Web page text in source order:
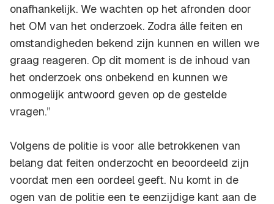
onafhankelijk. We wachten op het afronden door
het OM van het onderzoek. Zodra álle feiten en
omstandigheden bekend zijn kunnen en willen we
graag reageren. Op dit moment is de inhoud van
het onderzoek ons onbekend en kunnen we
onmogelijk antwoord geven op de gestelde
vragen.”
Volgens de politie is voor alle betrokkenen van
belang dat feiten onderzocht en beoordeeld zijn
voordat men een oordeel geeft. Nu komt in de
ogen van de politie een te eenzijdige kant aan de